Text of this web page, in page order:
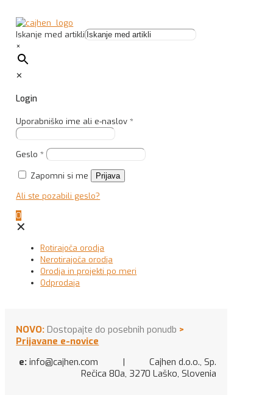
Iskanje med artikli
×
✕
Login
Uporabniško ime ali e-naslov*
Geslo*
Zapomni si me Prijava
Ali ste pozabili geslo?
0
✕
Rotirajoča orodja
Nerotirajoča orodja
Orodja in projekti po meri
Odprodaja
NOVO: Dostopajte do posebnih ponudb >
Prijavane e-novice
e:info@cajhen.com | Cajhen d.o.o., Sp.
Rečica 80a, 3270 Laško, Slovenia